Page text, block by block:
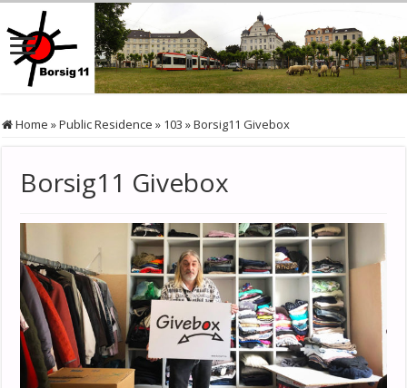
Home »Public Residence » 103 »Borsig11 Givebox
Borsig11 Givebox